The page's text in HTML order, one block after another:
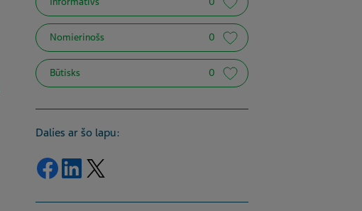
Nomierinošs 0
Būtisks 0
Dalies ar šo lapu:
Dalīties Facebook
Dalīties LinkedIn